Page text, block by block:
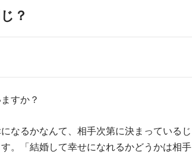
？
すか？
なるかなんて、相手次第に決まっているじ
。「結婚して幸せになれるかどうかは相手